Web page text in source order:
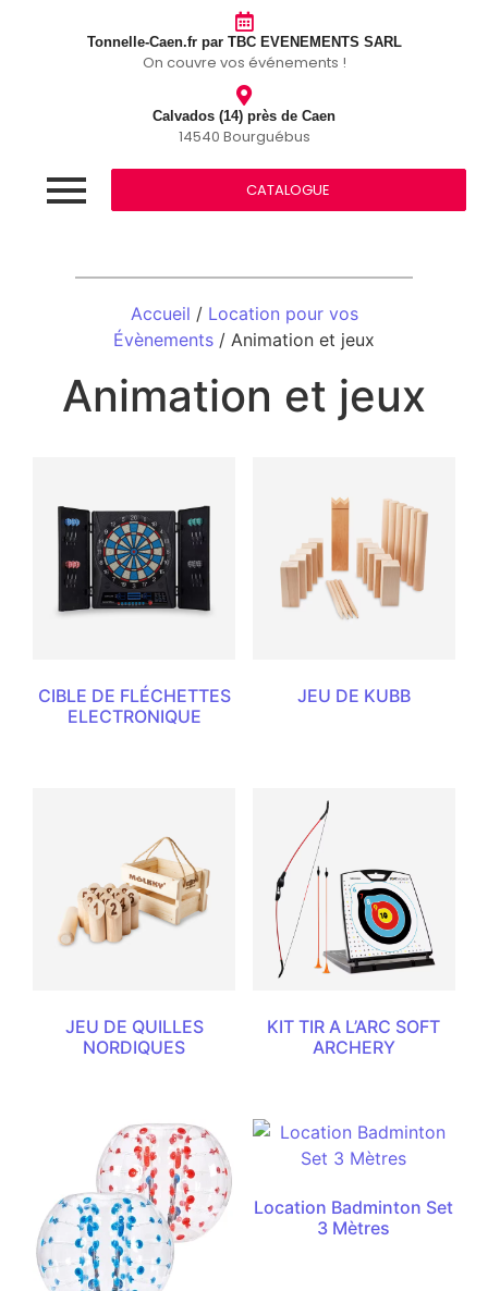
Tonnelle-Caen.fr par TBC EVENEMENTS SARL
On couvre vos événements !
Calvados (14) près de Caen
14540 Bourguébus
CATALOGUE
Accueil / Location pour vos
Évènements / Animation et jeux
Animation et jeux
CIBLE DE FLÉCHETTES
ELECTRONIQUE
JEU DE KUBB
JEU DE QUILLES
NORDIQUES
KIT TIR A L’ARC SOFT
ARCHERY
Location Badminton Set
3 Mètres